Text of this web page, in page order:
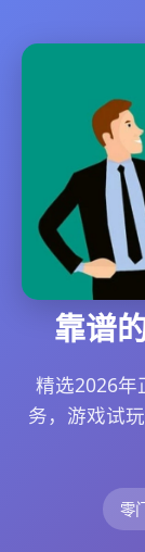
靠谱
精选2026年
务，游戏试
零